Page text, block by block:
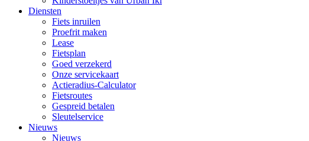
Diensten
Fiets inruilen
Proefrit maken
Lease
Fietsplan
Goed verzekerd
Onze servicekaart
Actieradius-Calculator
Fietsroutes
Gespreid betalen
Sleutelservice
Nieuws
Nieuws